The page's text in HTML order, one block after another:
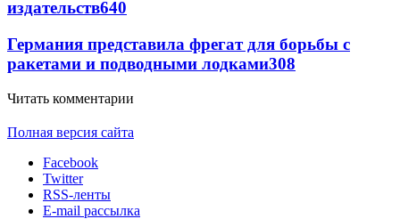
издательств640
Германия представила фрегат для борьбы с
ракетами и подводными лодками308
Читать комментарии
Полная версия сайта
Facebook
Twitter
RSS-ленты
E-mail рассылка